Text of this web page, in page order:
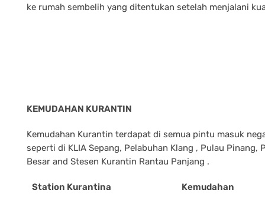
ke rumah sembelih yang ditentukan setelah menjalani
KEMUDAHAN KURANTIN
Kemudahan Kurantin terdapat di semua pintu masuk
seperti di KLIA Sepang, Pelabuhan Klang , Pulau Pinang,
Besar and Stesen Kurantin Rantau Panjang .
Station Kurantina Kemudahan